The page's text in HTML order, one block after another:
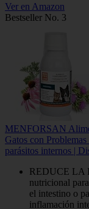
Ver en Amazon
Bestseller No. 3
MENFORSAN
Gatos con
parásitos internos |
REDUCE LA
nutricional
el intestino o
inflamación